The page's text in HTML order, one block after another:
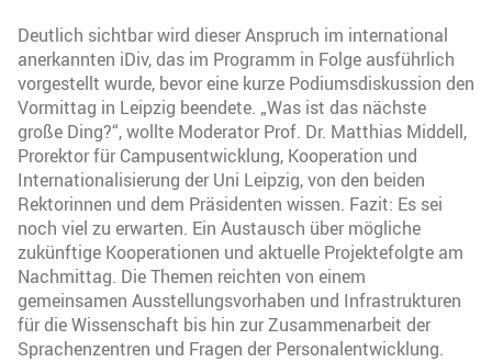
Deutlich sichtbar wird dieser Anspruch im international
anerkannten iDiv, das im Programm in Folge ausführlich
vorgestellt wurde, bevor eine kurze Podiumsdiskussion den
Vormittag in Leipzig beendete. „Was ist das nächste
große Ding?“, wollte Moderator Prof. Dr. Matthias Middell,
Prorektor für Campusentwicklung, Kooperation und
Internationalisierung der Uni Leipzig, von den beiden
Rektorinnen und dem Präsidenten wissen. Fazit: Es sei
noch viel zu erwarten. Ein Austausch über mögliche
zukünftige Kooperationen und aktuelle Projektefolgte am
Nachmittag. Die Themen reichten von einem
gemeinsamen Ausstellungsvorhaben und Infrastrukturen
für die Wissenschaft bis hin zur Zusammenarbeit der
Sprachenzentren und Fragen der Personalentwicklung.